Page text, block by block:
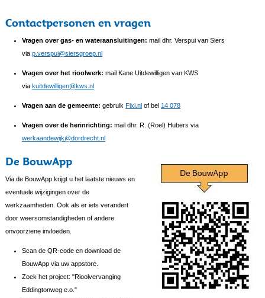
Contactpersonen en vragen
Vragen over gas- en wateraansluitingen: mail dhr. Verspui van Siers
via p.verspui@siersgroep.nl
Vragen over het rioolwerk: mail Kane Uitdewilligen van KWS
via kuitdewilligen@kws.nl
Vragen aan de gemeente: gebruik Fixi.nl of bel 14 078
Vragen over de herinrichting: mail dhr. R. (Roel) Hubers via
werkaandewijk@dordrecht.nl
De BouwApp
Via de BouwApp krijgt u het laatste nieuws en
eventuele wijzigingen over de
werkzaamheden. Ook als er iets verandert
door weersomstandigheden of andere
onvoorziene invloeden.
Scan de QR-code en download de
BouwApp via uw appstore.
Zoek het project: "Rioolvervanging
Eddingtonweg e.o."